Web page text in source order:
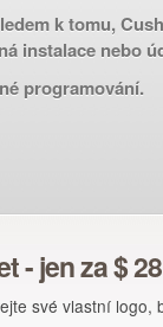
k tomu,
instalace nebo
programování.
- jen za $
své vlastní logo,